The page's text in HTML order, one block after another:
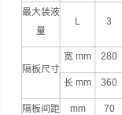
最大装液
量
L 3
隔板尺寸
宽 mm 280
长 mm 360
隔板间距 mm 70